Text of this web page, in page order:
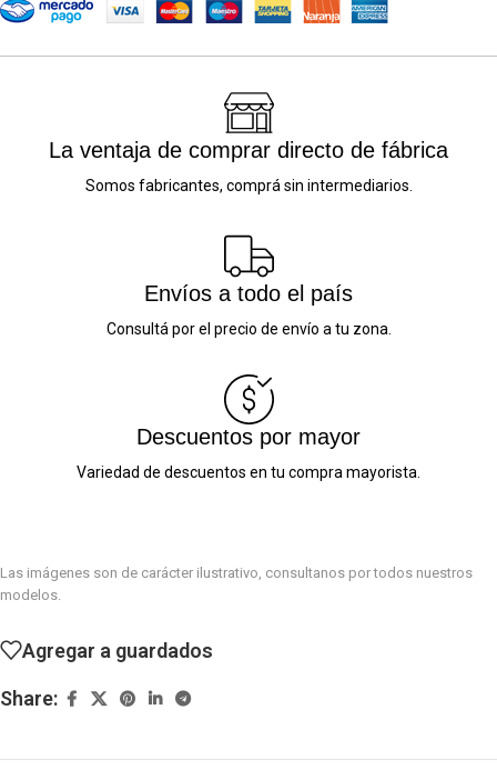
La ventaja de comprar directo de fábrica
Somos fabricantes, comprá sin intermediarios.
Envíos a todo el país
Consultá por el precio de envío a tu zona.
Descuentos por mayor
Variedad de descuentos en tu compra mayorista.
Las imágenes son de carácter ilustrativo, consultanos por todos nuestros
modelos.
Agregar a guardados
Share: